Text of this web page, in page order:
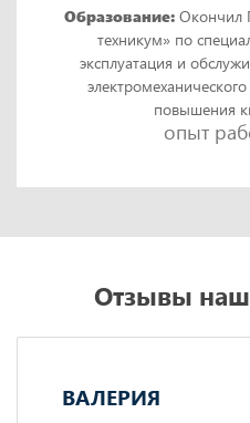
Образование: Окончил
техникум» по
эксплуатация и
повышения
опыт
Отзывы
ВАЛЕРИЯ